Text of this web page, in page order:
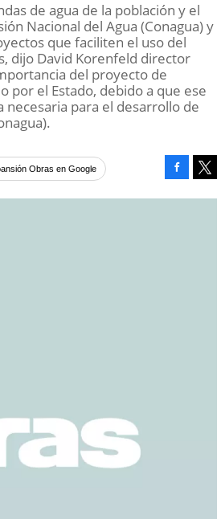
de agua de la población y el
Nacional del Agua (Conagua) y
que faciliten el uso del
dijo David Korenfeld director
del proyecto de
por el Estado, debido a que ese
para el desarrollo de
Obras en Google